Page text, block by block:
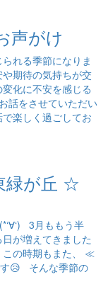
声がけ
れる季節になりま
期待の気持ちが交
化に不安を感じる
話をさせていただい
楽しく過ごしてお
緑が丘 ☆
3月ももう半
が増えてきました
この時期もまた、 ≪
😥 そんな季節の